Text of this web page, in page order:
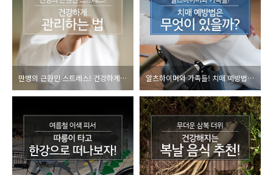
만병의 근원인 스트레스! 건강하게 관리하는 법 알츠하이머와 가족들! 치매 예방법은 무엇이 있을까?